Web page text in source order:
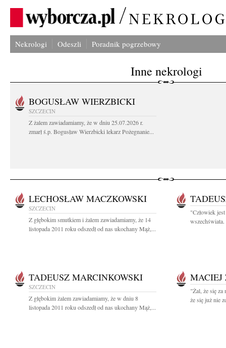
Nekrologi Odeszli Poradnik pogrzebowy
Inne nekrologi
BOGUSŁAW WIERZBICKI
SZCZECIN
Z żalem zawiadamiamy, że w dniu 25.07.2026 r.
zmarł ś.p. Bogusław Wierzbicki lekarz Pożegnanie...
LECHOSŁAW MACZKOWSKI
SZCZECIN
Z głębokim smutkiem i żalem zawiadamiamy, że 14
listopada 2011 roku odszedł od nas ukochany Mąż,...
"Człowiek
TADEUSZ MARCINKOWSKI
SZCZECIN
Z głębokim żalem zawiadamiamy, że w dniu 8
listopada 2011 roku odszedł od nas ukochany Mąż,...
MACIEJ
"Żal, że się za
że się już nie